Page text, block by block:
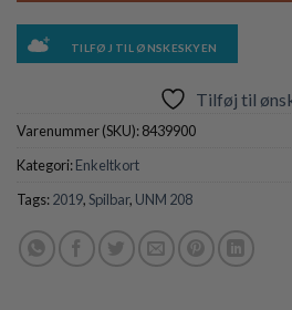
TILFØJ TIL ØNSKESKYEN
Tilføj til
Varenummer (SKU):8439900
Kategori:Enkeltkort
Tags:2019,Spilbar, UNM 208